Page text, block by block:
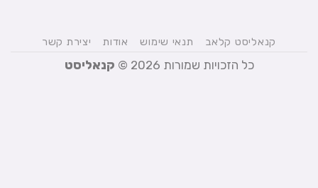
קנאליסט קלאב תנאי שימוש אודות יצירת קשר
כל הזכויות שמורות 2026 © קנאליסט